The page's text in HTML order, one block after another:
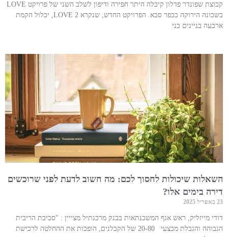
קבוצת שפונדר פדלון קיבלה היתר חפירה ודיפון לשלב השני של פרויקט LOVE
בשכונה הירוקה בכפר סבא. הפרויקט החדש, שנקרא LOVE 2, יכלול הקמת
ארבעה בניינים בני
השאלות שיכולות לחסוך לכם: מה חשוב לדעת לפני שרוכשים
דירה בימים אלו?
23 באפריל 2025
דודי מייזליק, ראש אגף המשכנתאות בבנק מרכנתיל מצייין : "סביבת הריבית
הגבוהה והגבלת מבצעי 20-80 של הקבלנים, הופכות את ההחלטה לרכישת